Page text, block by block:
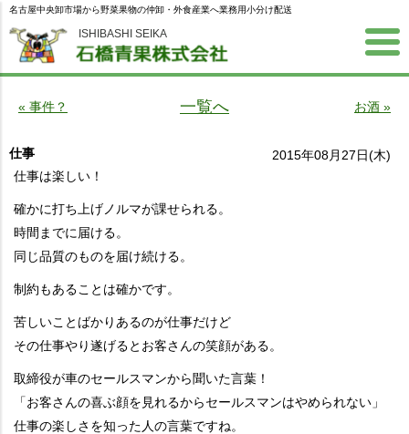
ISHIBASHI SEIKA
名古屋中央卸市場から野菜果物の仲卸・外食産業へ業務用小分け配送
« 事件？ 一覧へ お酒 »
仕事
2015年08月27日(木)
仕事は楽しい！
確かに打ち上げノルマが課せられる。
時間までに届ける。
同じ品質のものを届け続ける。
制約もあることは確かです。
苦しいことばかりあるのが仕事だけど
その仕事やり遂げるとお客さんの笑顔がある。
取締役が車のセールスマンから聞いた言葉！
「お客さんの喜ぶ顔を見れるからセールスマンはやめられない」
仕事の楽しさを知った人の言葉ですね。